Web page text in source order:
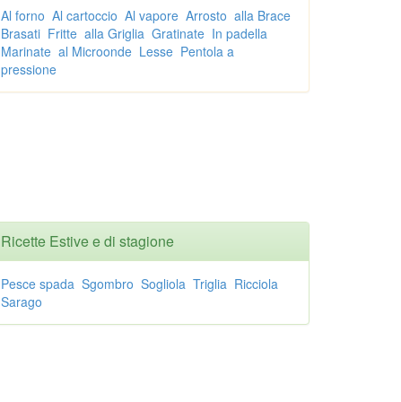
Al forno Al cartoccio Al vapore Arrosto alla Brace
Brasati Fritte alla Griglia Gratinate In padella
Marinate al Microonde Lesse Pentola a
pressione
Ricette Estive e di stagione
Pesce spada Sgombro Sogliola Triglia Ricciola
Sarago